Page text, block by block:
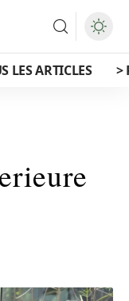
LES ARTICLES >